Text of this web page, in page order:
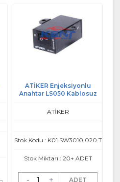
ATİKER Enjeksiyonlu
Anahtar LS050 Kablosuz
ATİKER
Stok Kodu : K01.SW3010.020.T
Stok Miktarı : 20+ ADET
- + ADET